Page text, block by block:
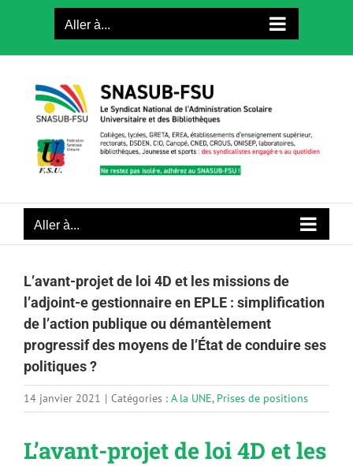
Aller à...
Aller à...
L’avant-projet de loi 4D et les missions de
l’adjoint-e gestionnaire en EPLE : simplification
de l’action publique ou démantèlement
progressif des moyens de l’État de conduire ses
politiques ?
14 janvier 2021 | Catégories : A la UNE, Prises de positions
L’avant-projet de loi 4D et les